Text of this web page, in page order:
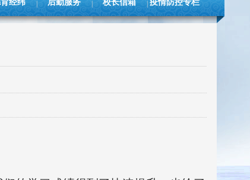
经纬 后勤服务 校长信箱 疫情防控专栏